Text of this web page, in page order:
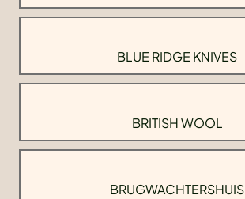
BLUE RIDGE KNIVES
BRITISH WOOL
BRUGWACHTERSHUIS